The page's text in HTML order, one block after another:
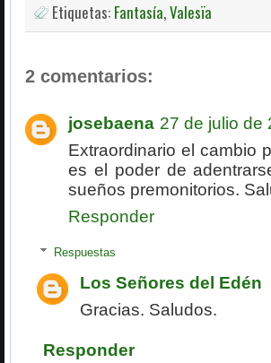
Etiquetas: Fantasía,Valesïa
2 comentarios:
josebaena 27 de julio de
Extraordinario el cambio
es el poder de
sueños premonitorios.
Responder
Respuestas
Los Señores del Edén
Gracias. Saludos.
Responder